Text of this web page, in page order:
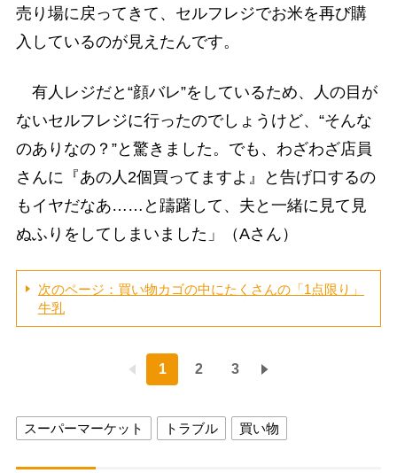
売り場に戻ってきて、セルフレジでお米を再び購
入しているのが見えたんです。
有人レジだと“顔バレ”をしているため、人の目が
ないセルフレジに行ったのでしょうけど、“そんな
のありなの？”と驚きました。でも、わざわざ店員
さんに『あの人2個買ってますよ』と告げ口するの
もイヤだなあ……と躊躇して、夫と一緒に見て見
ぬふりをしてしまいました」（Aさん）
次のページ：買い物カゴの中にたくさんの「1点限り」
牛乳
1 2 3
スーパーマーケット トラブル 買い物